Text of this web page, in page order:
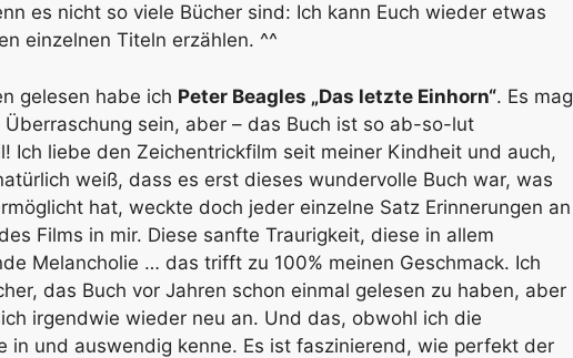
es nicht so viele Bücher sind: Ich kann Euch wieder etwas
einzelnen Titeln erzählen. ^^
gelesen habe ich Peter Beagles „Das letzte Einhorn“. Es mag
Überraschung sein, aber – das Buch ist so ab-so-lut
Ich liebe den Zeichentrickfilm seit meiner Kindheit und auch,
weiß, dass es erst dieses wundervolle Buch war, was
hat, weckte doch jeder einzelne Satz Erinnerungen an
Films in mir. Diese sanfte Traurigkeit, diese in allem
Melancholie … das trifft zu 100% meinen Geschmack. Ich
das Buch vor Jahren schon einmal gelesen zu haben, aber
irgendwie wieder neu an. Und das, obwohl ich die
in und auswendig kenne. Es ist faszinierend, wie perfekt der